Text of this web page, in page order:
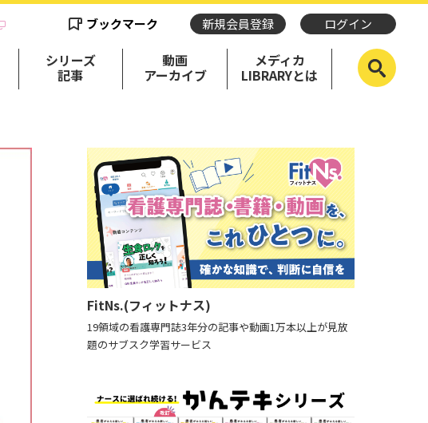
ブックマーク 新規会員登録 ログイン
シリーズ
記事
動画
アーカイブ
メディカ
LIBRARYとは
FitNs.(フィットナス)
19領域の看護専門誌3年分の記事や動画1万本以上が見放
題のサブスク学習サービス